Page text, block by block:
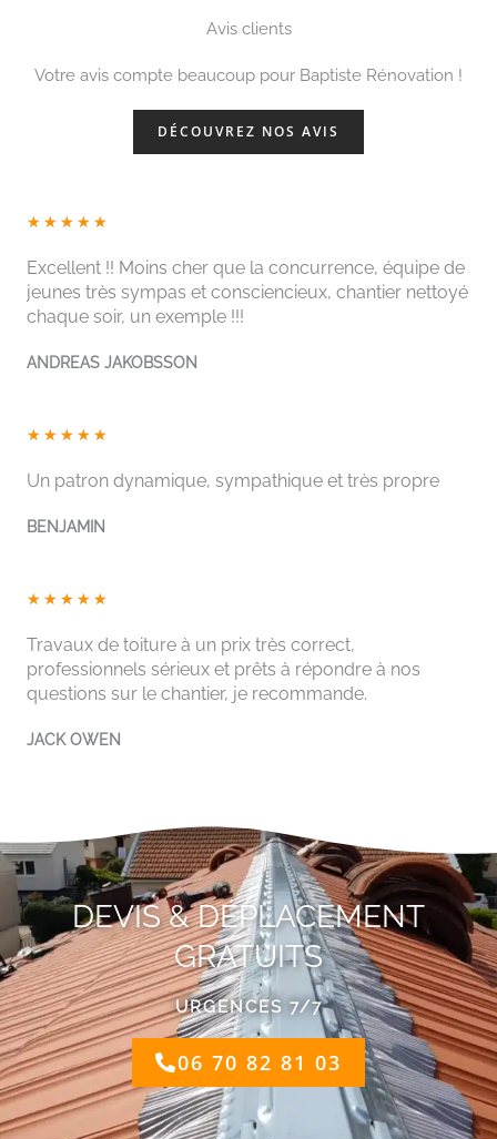
Avis clients
Votre avis compte beaucoup pour Baptiste Rénovation !
DÉCOUVREZ NOS AVIS
★ ★ ★ ★ ★
t
é
5
u
Excellent !! Moins cher que la concurrence, équipe de
jeunes très sympas et consciencieux, chantier nettoyé
chaque soir, un exemple !!!
ANDREAS JAKOBSSON
★ ★ ★ ★ ★
é
Un patron dynamique, sympathique et très propre
BENJAMIN
★ ★ ★ ★ ★
t
é
5
u
Travaux de toiture à un prix très correct,
professionnels sérieux et prêts à répondre à nos
questions sur le chantier, je recommande.
JACK OWEN
DEVIS & DÉPLACEMENT
GRATUITS
URGENCES 7/7
06 70 82 81 03